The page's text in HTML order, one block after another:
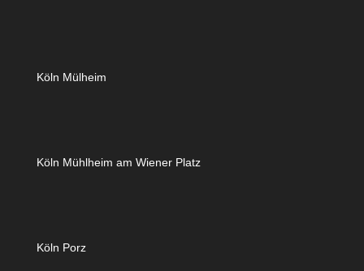
Köln Mülheim
Köln Mühlheim am Wiener Platz
Köln Porz